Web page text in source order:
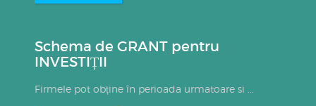
Schema de GRANT pentru
INVESTIȚII
Firmele pot obține în perioada urmatoare si ...